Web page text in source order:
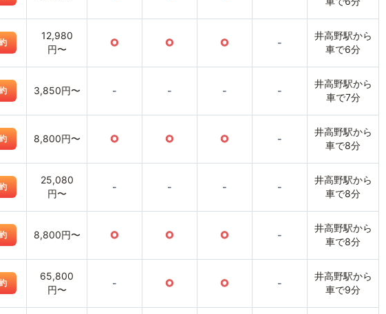
12,980
円〜
○ ○ ○ -
井高野駅から
車で6分
3,850円〜 - - - -
井高野駅から
車で7分
8,800円〜 ○ ○ ○ -
井高野駅から
車で8分
25,080
円〜
- - - -
井高野駅から
車で8分
8,800円〜 ○ ○ ○ -
井高野駅から
車で8分
65,800
円〜
- ○ ○ -
井高野駅から
車で9分